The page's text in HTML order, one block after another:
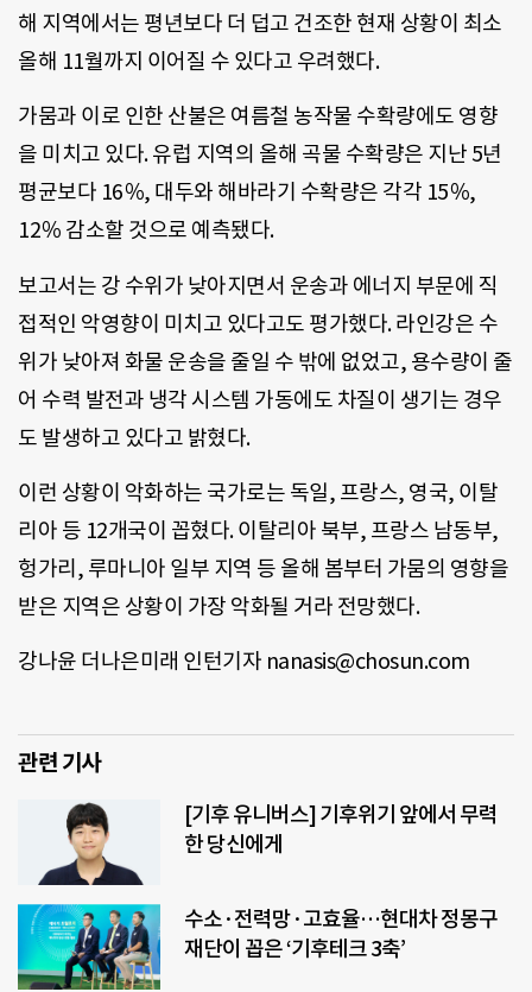
해 지역에서는 평년보다 더 덥고 건조한 현재 상황이 최소
올해 11월까지 이어질 수 있다고 우려했다.
가뭄과 이로 인한 산불은 여름철 농작물 수확량에도 영향
을 미치고 있다. 유럽 지역의 올해 곡물 수확량은 지난 5년
평균보다 16％, 대두와 해바라기 수확량은 각각 15％,
12％ 감소할 것으로 예측됐다.
보고서는 강 수위가 낮아지면서 운송과 에너지 부문에 직
접적인 악영향이 미치고 있다고도 평가했다. 라인강은 수
위가 낮아져 화물 운송을 줄일 수 밖에 없었고, 용수량이 줄
어 수력 발전과 냉각 시스템 가동에도 차질이 생기는 경우
도 발생하고 있다고 밝혔다.
이런 상황이 악화하는 국가로는 독일, 프랑스, 영국, 이탈
리아 등 12개국이 꼽혔다. 이탈리아 북부, 프랑스 남동부,
헝가리, 루마니아 일부 지역 등 올해 봄부터 가뭄의 영향을
받은 지역은 상황이 가장 악화될 거라 전망했다.
강나윤 더나은미래 인턴기자 nanasis@chosun.com
관련 기사
[기후 유니버스] 기후위기 앞에서 무력
한 당신에게
수소·전력망·고효율…현대차 정몽구
재단이 꼽은 ‘기후테크 3축’